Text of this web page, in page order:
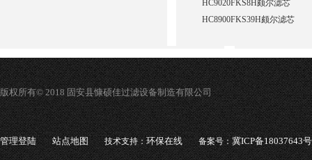
HC9020FKS8H颇尔滤芯
HC8900FKS39H颇尔滤芯
版权所有© 2018 固安县慷硕佳过滤设备制造有限公司
管理登陆 站点地图 技术支持：环保在线 备案号：冀ICP备18037643